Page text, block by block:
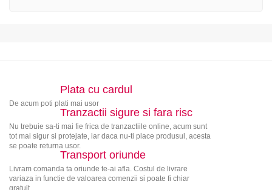
Plata cu cardul
De acum poti plati mai usor
Tranzactii sigure si fara risc
Nu trebuie sa-ti mai fie frica de tranzactiile online, acum sunt
tot mai sigur si protejate, iar daca nu-ti place produsul, acesta
se poate returna usor.
Transport oriunde
Livram comanda ta oriunde te-ai afla. Costul de livrare
variaza in functie de valoarea comenzii si poate fi chiar